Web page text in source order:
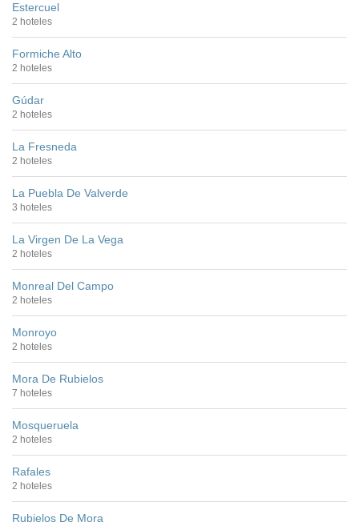
Estercuel
2 hoteles
Formiche Alto
2 hoteles
Gúdar
2 hoteles
La Fresneda
2 hoteles
La Puebla De Valverde
3 hoteles
La Virgen De La Vega
2 hoteles
Monreal Del Campo
2 hoteles
Monroyo
2 hoteles
Mora De Rubielos
7 hoteles
Mosqueruela
2 hoteles
Rafales
2 hoteles
Rubielos De Mora